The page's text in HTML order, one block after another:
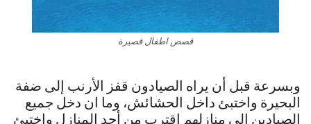
قصص اطفال قصيرة
وبسرعة قبل أن يراه الصيادون قفز الأرنب إلى ضفة
البحيرة واختبئ داخل الحشائش، وما ان دخل جميع
الصيادين إلى منازلهم اقترب من أحد المنازل واختبئ